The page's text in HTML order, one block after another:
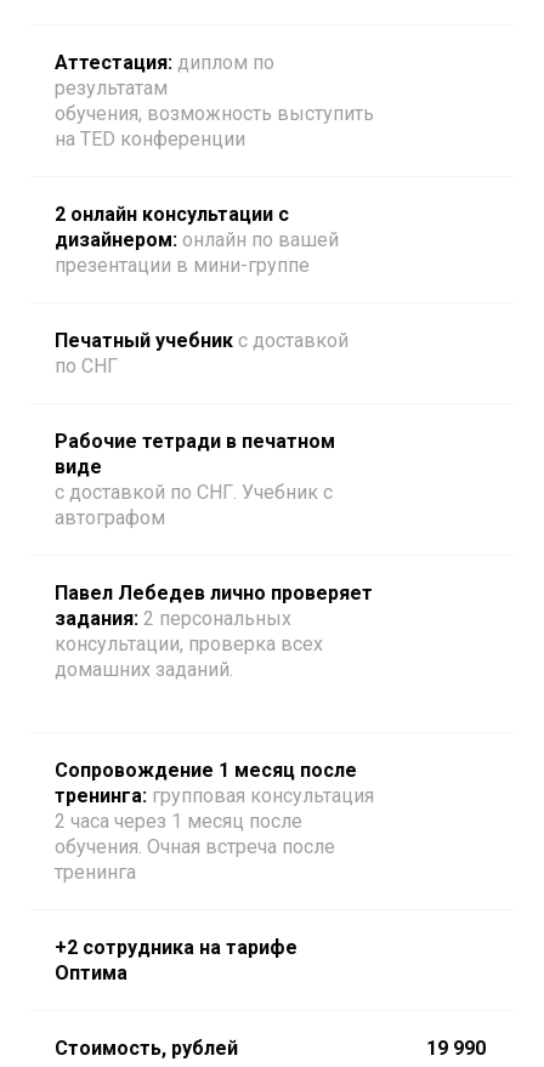
Аттестация: диплом по
результатам
обучения, возможность выступить
на TED конференции
2 онлайн консультации с
дизайнером: онлайн по вашей
презентации в мини-группе
Печатный учебник с доставкой
по СНГ
Рабочие тетради в печатном
виде
с доставкой по СНГ. Учебник с
автографом
Павел Лебедев лично проверяет
задания: 2 персональных
консультации, проверка всех
домашних заданий.
Сопровождение 1 месяц после
тренинга: групповая консультация
2 часа через 1 месяц после
обучения. Очная встреча после
тренинга
+2 сотрудника на тарифе
Оптима
Стоимость, рублей 19 990